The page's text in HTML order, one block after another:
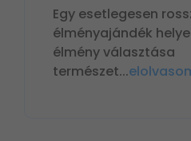
Egy esetlegesen
élményajándék
élmény választása
természet...